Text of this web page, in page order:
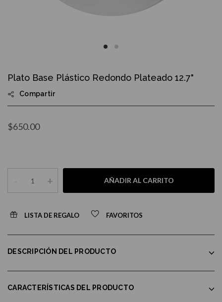
the
of
the
gallery
Plato Base Plástico Redondo Plateado 12.7"
Compartir
$650.00
- + AÑADIR AL CARRITO
LISTA DE REGALO FAVORITOS
DESCRIPCIÓN DEL PRODUCTO
CARACTERÍSTICAS DEL PRODUCTO